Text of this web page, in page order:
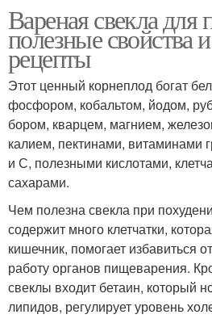
Вареная свекла для
полезные свойства
рецепты
Этот ценный корнеплод богат
фосфором, кобальтом, йодом,
бором, кварцем, магнием,
калием, пектинами, витаминами
и С, полезными кислотами,
сахарами.
Чем полезна свекла при
содержит много клетчатки,
кишечник, помогает избавиться
работу органов пищеварения.
свеклы входит бетаин, который
липидов, регулирует уровень